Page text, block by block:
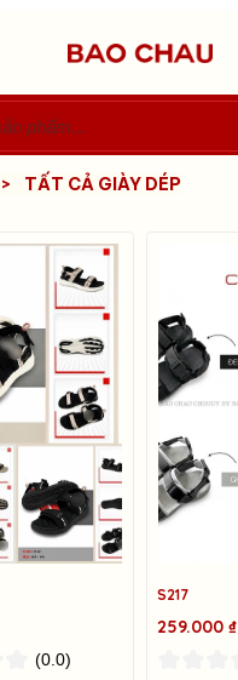
> TẤT CẢ GIÀY DÉP
(0.0)
S217
259.000 ₫